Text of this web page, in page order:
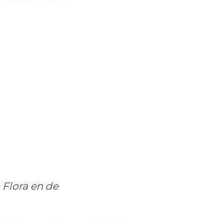
en de